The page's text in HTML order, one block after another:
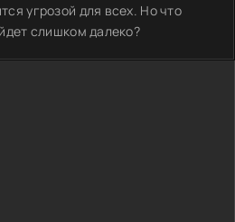
угрозой для всех. Но что
слишком далеко?